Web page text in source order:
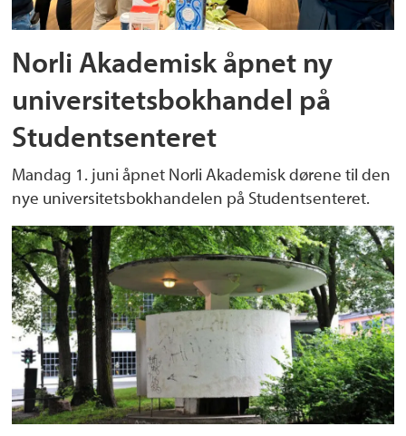
Norli Akademisk åpnet ny
universitetsbokhandel på
Studentsenteret
Mandag 1. juni åpnet Norli Akademisk dørene til den
nye universitetsbokhandelen på Studentsenteret.